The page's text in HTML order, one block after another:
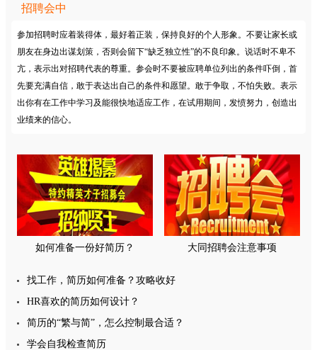
招聘会中
参加招聘时应着装得体，最好着正装，保持良好的个人形象。不要让家长或
朋友在身边出谋划策，否则会留下“缺乏独立性”的不良印象。说话时不卑不
亢，表示出对招聘代表的尊重。参会时不要被应聘单位列出的条件吓倒，首
先要充满自信，敢于表达出自己的条件和愿望。敢于争取，不怕失败。表示
出你有在工作中学习及能很快地适应工作，在试用期间，发愤努力，创造出
业绩来的信心。
如何准备一份好简历？ 大同招聘会注意事项
找工作，简历如何准备？攻略收好
HR喜欢的简历如何设计？
简历的“繁与简”，怎么控制最合适？
学会自我检查简历